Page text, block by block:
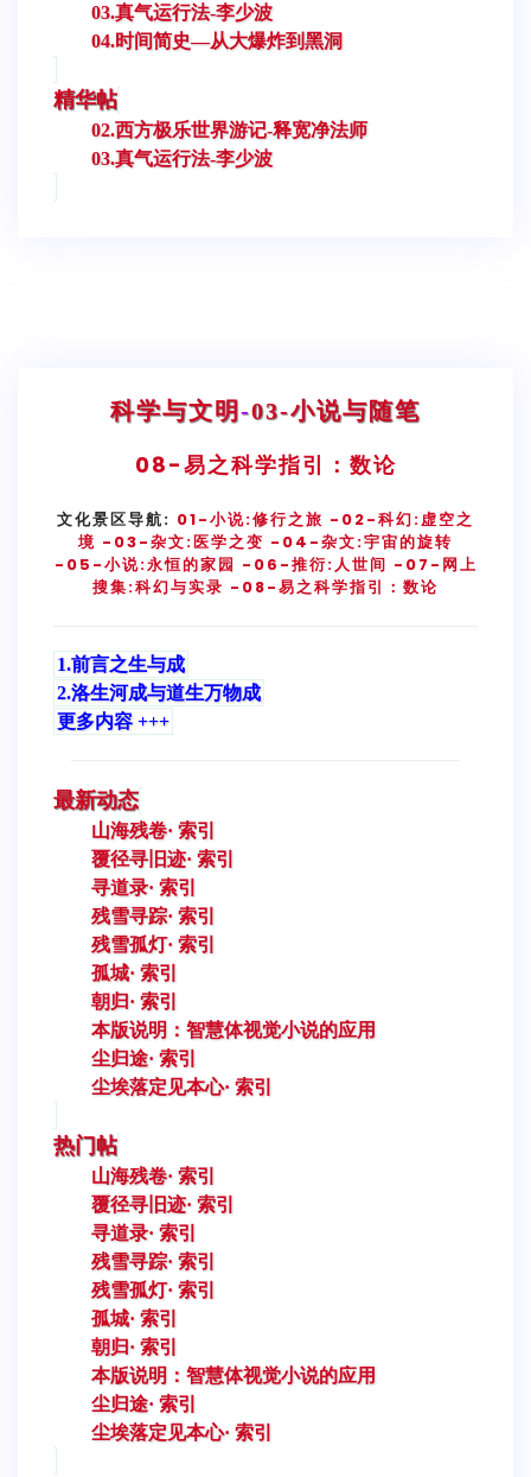
03.真气运行法-李少波
04.时间简史—从大爆炸到黑洞
精华帖
02.西方极乐世界游记-释宽净法师
03.真气运行法-李少波
科学与文明 -03-小说与随笔
08-易之科学指引：数论
文化景区导航: 01-小说:修行之旅 -02-科幻:虚空之
境 -03-杂文:医学之变 -04-杂文:宇宙的旋转
-05-小说:永恒的家园 -06-推衍:人世间 -07-网上
搜集:科幻与实录 -08-易之科学指引：数论
1.前言之生与成
2.洛生河成与道生万物成
更多内容 +++
最新动态
山海残卷· 索引
覆径寻旧迹· 索引
寻道录· 索引
残雪寻踪· 索引
残雪孤灯· 索引
孤城· 索引
朝归· 索引
本版说明：智慧体视觉小说的应用
尘归途· 索引
尘埃落定见本心· 索引
热门帖
山海残卷· 索引
覆径寻旧迹· 索引
寻道录· 索引
残雪寻踪· 索引
残雪孤灯· 索引
孤城· 索引
朝归· 索引
本版说明：智慧体视觉小说的应用
尘归途· 索引
尘埃落定见本心· 索引